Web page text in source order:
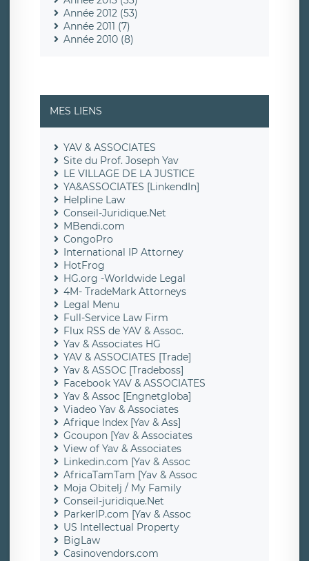
Année 2012 (53)
Année 2011 (7)
Année 2010 (8)
MES LIENS
YAV & ASSOCIATES
Site du Prof. Joseph Yav
LE VILLAGE DE LA JUSTICE
YA&ASSOCIATES [LinkendIn]
Helpline Law
Conseil-Juridique.Net
MBendi.com
CongoPro
International IP Attorney
HotFrog
HG.org -Worldwide Legal
4M- TradeMark Attorneys
Legal Menu
Full-Service Law Firm
Flux RSS de YAV & Assoc.
Yav & Associates HG
YAV & ASSOCIATES [Trade]
Yav & ASSOC [Tradeboss]
Facebook YAV & ASSOCIATES
Yav & Assoc [Engnetgloba]
Viadeo Yav & Associates
Afrique Index [Yav & Ass]
Gcoupon [Yav & Associates
View of Yav & Associates
Linkedin.com [Yav & Assoc
AfricaTamTam [Yav & Assoc
Moja Obitelj / My Family
Conseil-juridique.Net
ParkerIP.com [Yav & Assoc
US Intellectual Property
BigLaw
Casinovendors.com